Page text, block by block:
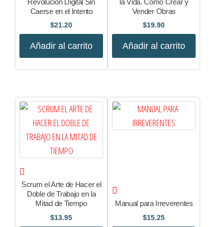
Caerse en el Intento
$21.20
Añadir al carrito
Vender Obras
$19.90
Añadir al carrito
Scrum el Arte de Hacer el
Doble de Trabajo en la
Mitad de Tiempo
$13.95
Manual para Irreverentes
$15.25